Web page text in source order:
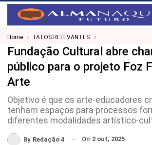
Home FATOS RELEVANTES
Fundação Cultural abre
público para o projeto Foz
Arte
Objetivo é que os arte-educadores
tenham espaços para processos
diferentes modalidades artístico-
By Redação 4 On 2 out, 2025